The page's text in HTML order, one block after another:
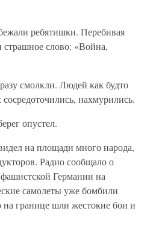
ребятишки. Перебивая
страшное слово: «Война,
смолкли. Людей как будто
нахмурились.
опустел.
на площади много народа,
Радио сообщало о
Германии на
самолеты уже бомбили
на границе шли жестокие бои и